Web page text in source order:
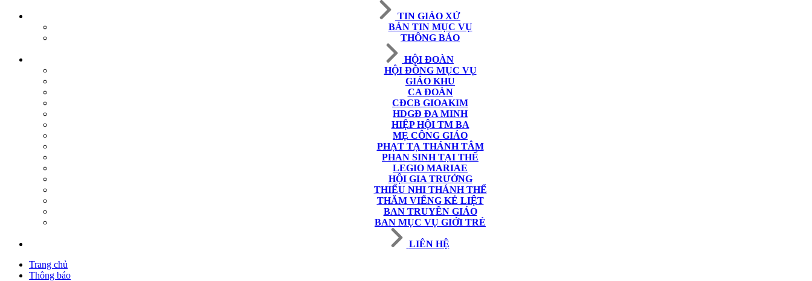
TIN GIÁO XỨ
BẢN TIN MỤC VỤ
THÔNG BÁO
HỘI ĐOÀN
HỘI ĐỒNG MỤC VỤ
GIÁO KHU
CA ĐOÀN
CĐCB GIOAKIM
HDGĐ ĐA MINH
HIỆP HỘI TM BA
MẸ CÔNG GIÁO
PHẠT TẠ THÁNH TÂM
PHAN SINH TẠI THẾ
LEGIO MARIAE
HỘI GIA TRƯỞNG
THIẾU NHI THÁNH THỂ
THĂM VIẾNG KẺ LIỆT
BAN TRUYỀN GIÁO
BAN MỤC VỤ GIỚI TRẺ
LIÊN HỆ
Trang chủ
Thông báo